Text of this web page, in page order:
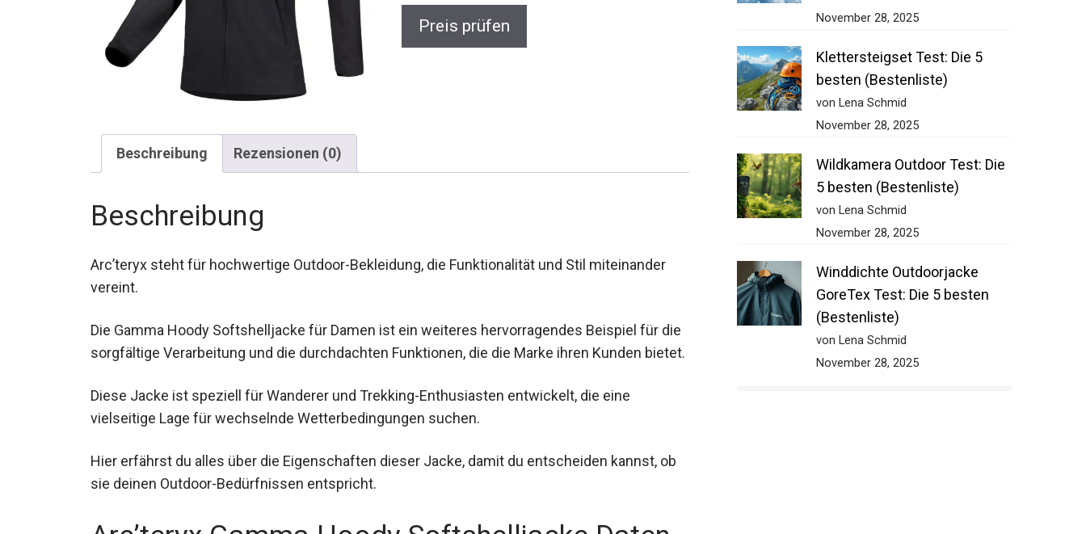
Preis prüfen
Beschreibung Rezensionen (0)
Beschreibung
Arc’teryx steht für hochwertige Outdoor-Bekleidung, die Funktionalität und Stil miteinander
vereint.
Die Gamma Hoody Softshelljacke für Damen ist ein weiteres hervorragendes Beispiel für
die sorgfältige Verarbeitung und die durchdachten Funktionen, die die Marke ihren Kunden
Diese Jacke ist speziell für Wanderer und Trekking-Enthusiasten entwickelt, die eine
Hier erfährst du alles über die Eigenschaften dieser Jacke, damit du entscheiden kannst, ob
November 28, 2025
Klettersteigset Test: Die 5
besten (Bestenliste)
von Lena Schmid
November 28, 2025
Wildkamera Outdoor Test: Die
5 besten (Bestenliste)
von Lena Schmid
November 28, 2025
Winddichte Outdoorjacke
GoreTex Test: Die 5 besten
(Bestenliste)
von Lena Schmid
November 28, 2025